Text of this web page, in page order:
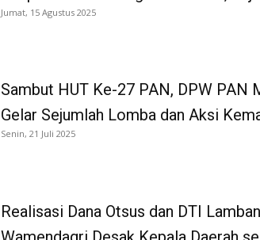
Jumat, 15 Agustus 2025
Sambut HUT Ke-27 PAN, DPW PAN
Gelar Sejumlah Lomba dan Aksi
Senin, 21 Juli 2025
Realisasi Dana Otsus dan DTI